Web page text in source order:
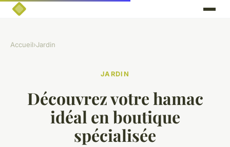
Accueil›Jardin
JARDIN
Découvrez votre hamac
idéal en boutique
spécialisée